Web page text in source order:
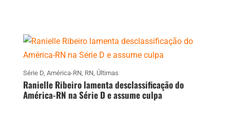
Série D, América-RN, RN, Últimas
Ranielle Ribeiro lamenta desclassificação do
América-RN na Série D e assume culpa